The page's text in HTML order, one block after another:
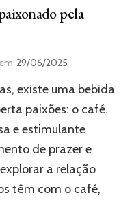
pela
29/06/2025
existe uma bebida
paixões: o café.
e estimulante
de prazer e
a relação
têm com o café,